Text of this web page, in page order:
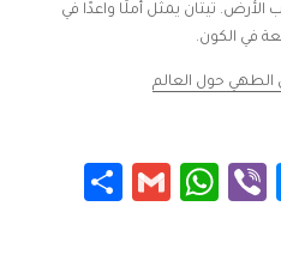
تيتان يمثل أملًا واعدًا في
في الكون.
الطهي حول العالم
Messenger
Viber
WhatsApp
Gmail